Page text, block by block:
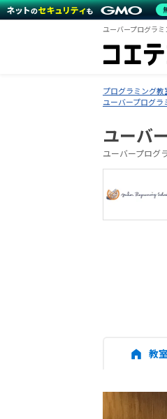
ユーバープログラ
プログラミング
ユーバープログ
ユーバ
ユーバープログ
教